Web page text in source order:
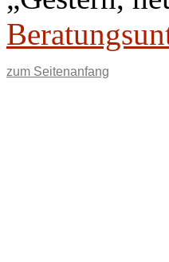
zum Seitenanfang